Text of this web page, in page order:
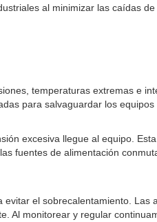
al minimizar las caídas
temperaturas extremas e
para salvaguardar los equipos
excesiva llegue al equipo.
fuentes de alimentación
el sobrecalentamiento. Las
Al monitorear y regular